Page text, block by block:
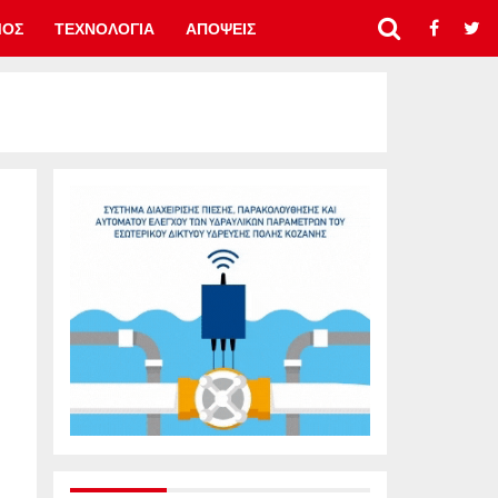
ΤΕΧΝΟΛΟΓΙΑ ΑΠΟΨΕΙΣ